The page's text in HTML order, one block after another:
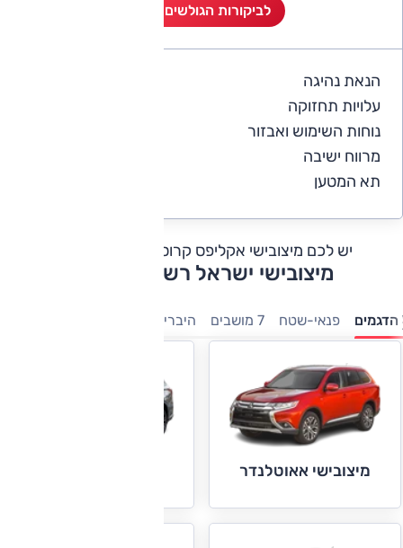
לביקורות הגולשים (22)
הנאת נהיגה
עלויות תחזוקה
נוחות השימוש ואבזור
מרווח ישיבה
תא המטען
יש לכם מיצובישי אקליפס קרוס?
מיצובישי ישראל רשימת דגמים
הדגמים פנאי-שטח 7 מושבים היברידיות
מיצובישי אאוטלנדר